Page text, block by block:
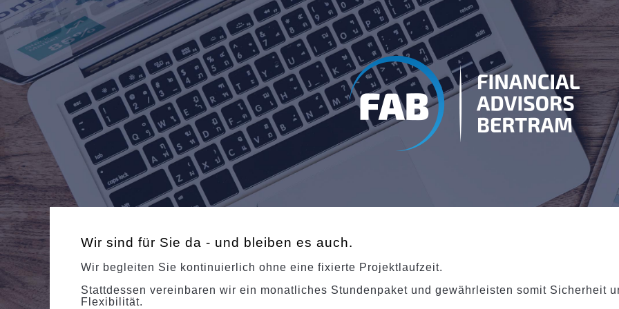
Wir sind für Sie da - und bleiben es auch.
Wir begleiten Sie kontinuierlich ohne eine fixierte Projektlaufzeit.
Stattdessen vereinbaren wir ein monatliches Stundenpaket und gewährleisten somit Sicherheit
Flexibilität.